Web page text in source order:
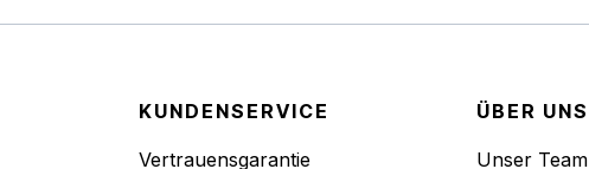
KUNDENSERVICE
Vertrauensgarantie
ÜBER UNS
Unser Team